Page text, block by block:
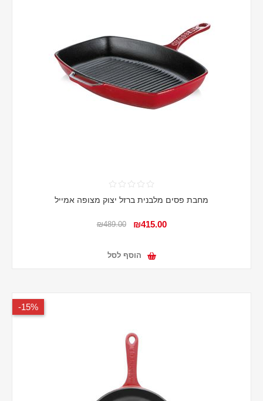
מחבת פסים מלבנית ברזל יצוק מצופה אמייל
₪415.00
₪489.00
הוסף לסל
15%-